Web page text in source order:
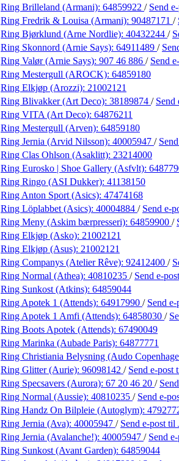
Ring Brilleland (Armani): 64859922 / Send
Ring Fredrik & Louisa (Armani): 90487171 /
Ring Bjørklund (Arne Nordlie): 40432244 /
Ring Skonnord (Arnie Says): 64911489 /
Ring Valør (Arnie Says): 907 46 886 / Send
Ring Mestergull (AROCK): 64859180
Ring Elkjøp (Arozzi): 21002121
Ring Blivakker (Art Deco): 38189874 / Send
Ring VITA (Art Deco): 64876211
Ring Mestergull (Arven): 64859180
Ring Jernia (Arvid Nilsson): 40005947 /
Ring Clas Ohlson (Asaklitt): 23214000
Ring Eurosko | Shoe Gallery (Asfvlt):
Ring Ringo (ASI Dukker): 41138150
Ring Anton Sport (Asics): 47474168
Ring Löplabbet (Asics): 40004884 / Send e-
Ring Meny (Askim bærpresseri): 64859900 /
Ring Elkjøp (Asko): 21002121
Ring Elkjøp (Asus): 21002121
Ring Companys (Atelier Rêve): 92412400 /
Ring Normal (Athea): 40810235 / Send e-post
Ring Sunkost (Atkins): 64859044
Ring Apotek 1 (Attends): 64917990 / Send e-
Ring Apotek 1 Amfi (Attends): 64858030 /
Ring Boots Apotek (Attends): 67490049
Ring Marinka (Aubade Paris): 64877771
Ring Christiania Belysning (Audo
Ring Glitter (Aurie): 96098142 / Send e-post
Ring Specsavers (Aurora): 67 20 46 20 /
Ring Normal (Aussie): 40810235 / Send e-
Ring Handz On Bilpleie (Autoglym):
Ring Jernia (Ava): 40005947 / Send e-post til
Ring Jernia (Avalanche!): 40005947 / Send
Ring Sunkost (Avant Garden): 64859044